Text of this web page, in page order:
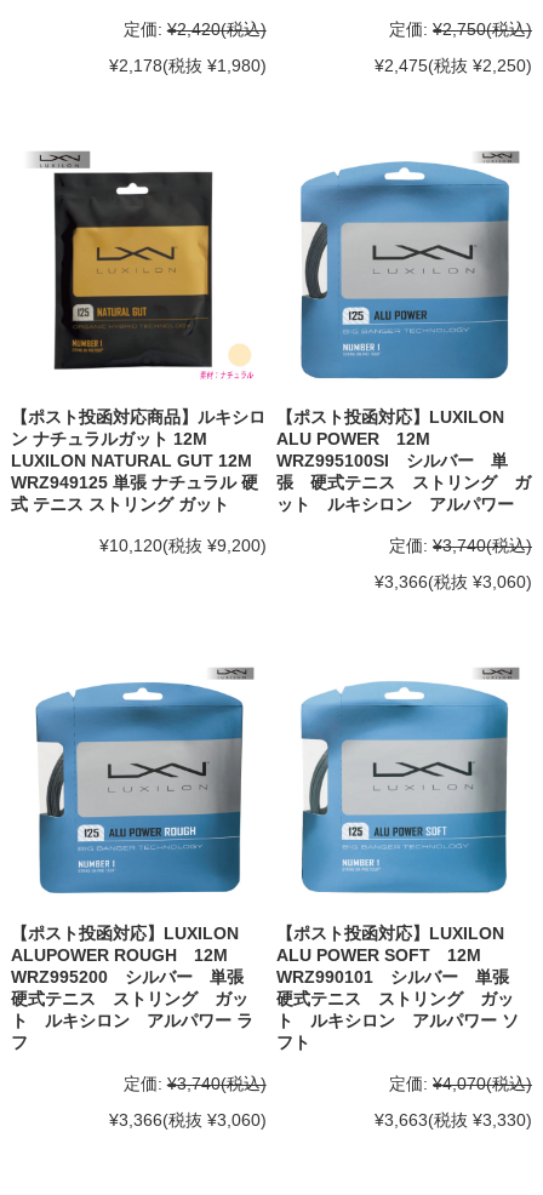
定価: ¥2,420(税込)
¥2,178(税抜 ¥1,980)
定価: ¥2,750(税込)
¥2,475(税抜 ¥2,250)
【ポスト投函対応商品】ルキシロ
ン ナチュラルガット 12M
LUXILON NATURAL GUT 12M
WRZ949125 単張 ナチュラル 硬
式 テニス ストリング ガット
¥10,120(税抜 ¥9,200)
【ポスト投函対応】LUXILON
ALU POWER 12M
WRZ995100SI シルバー 単
張 硬式テニス ストリング ガ
ット ルキシロン アルパワー
定価: ¥3,740(税込)
¥3,366(税抜 ¥3,060)
【ポスト投函対応】LUXILON
ALUPOWER ROUGH 12M
WRZ995200 シルバー 単張
硬式テニス ストリング ガッ
ト ルキシロン アルパワー ラ
フ
定価: ¥3,740(税込)
¥3,366(税抜 ¥3,060)
【ポスト投函対応】LUXILON
ALU POWER SOFT 12M
WRZ990101 シルバー 単張
硬式テニス ストリング ガッ
ト ルキシロン アルパワー ソ
フト
定価: ¥4,070(税込)
¥3,663(税抜 ¥3,330)